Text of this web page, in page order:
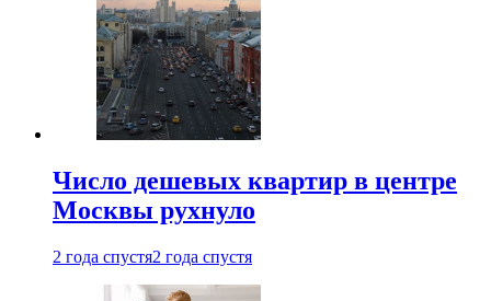
Число дешевых квартир в центре
Москвы рухнуло
2 года спустя2 года спустя